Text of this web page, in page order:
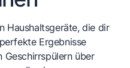
Haushaltsgeräte, die dir
Ergebnisse
Geschirrspülern über